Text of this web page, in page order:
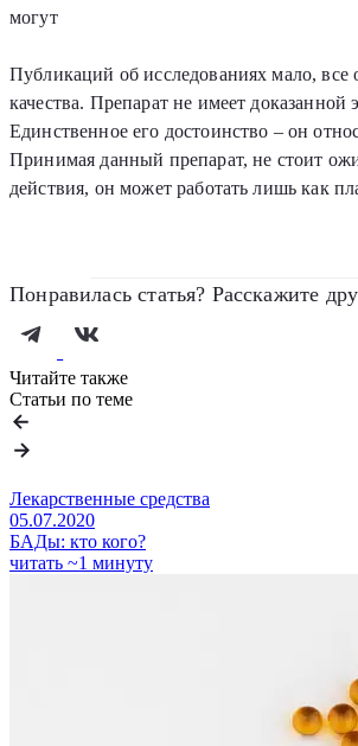
могут
Публикаций об исследованиях мало, все
качества. Препарат не имеет доказанной
Единственное его достоинство – он
Принимая данный препарат, не стоит
действия, он может работать лишь как
Понравилась статья? Расскажите
Читайте также
Статьи по теме
Лекарственные средства
05.07.2020
БАДы: кто кого?
читать ~1 минуту